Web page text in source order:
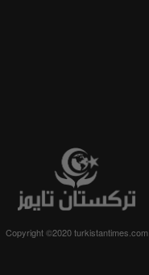
Copyright ©2020 turkistantimes.com